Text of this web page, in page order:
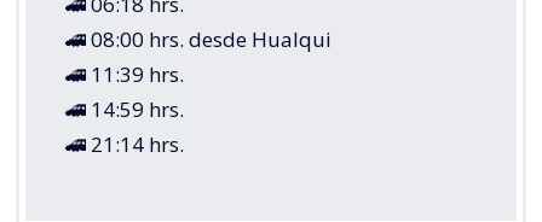
🚄 08:00 hrs. desde Hualqui
🚄 11:39 hrs.
🚄 14:59 hrs.
🚄 21:14 hrs.